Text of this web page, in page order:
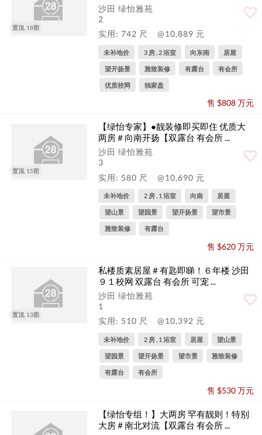
置顶, 18图
沙田 绿怡雅苑
2
实用: 742 尺
@10,889 元
未补地价 3 房 , 2 浴室 向东南 居屋
望开扬景 雅致装修 有露台 有会所
优质校网 独家盘
售 $808 万元
置顶, 15图
【绿怡专家】●靓装修即买即住 优质大
两房＃向南开扬【双露台 有会所 ...
沙田 绿怡雅苑
3
实用: 580 尺
@10,690 元
未补地价 2 房 , 1 浴室 向南 居屋
望山景 望园景 望开扬景 望市景
雅致装修 有露台
售 $620 万元
置顶, 13图
私楼质素居屋＃有匙即睇！６年楼 沙田
９１校网 双露台 有会所 可宠 ...
沙田 绿怡雅苑
1
实用: 510 尺
@10,392 元
未补地价 2 房 , 1 浴室 居屋 望山景
望园景 望开扬景 望市景 雅致装修
有露台 有会所
售 $530 万元
【绿怡专组！】大两房 罕有靓则！特别
大房＃南北对流【双露台 有会所 ...